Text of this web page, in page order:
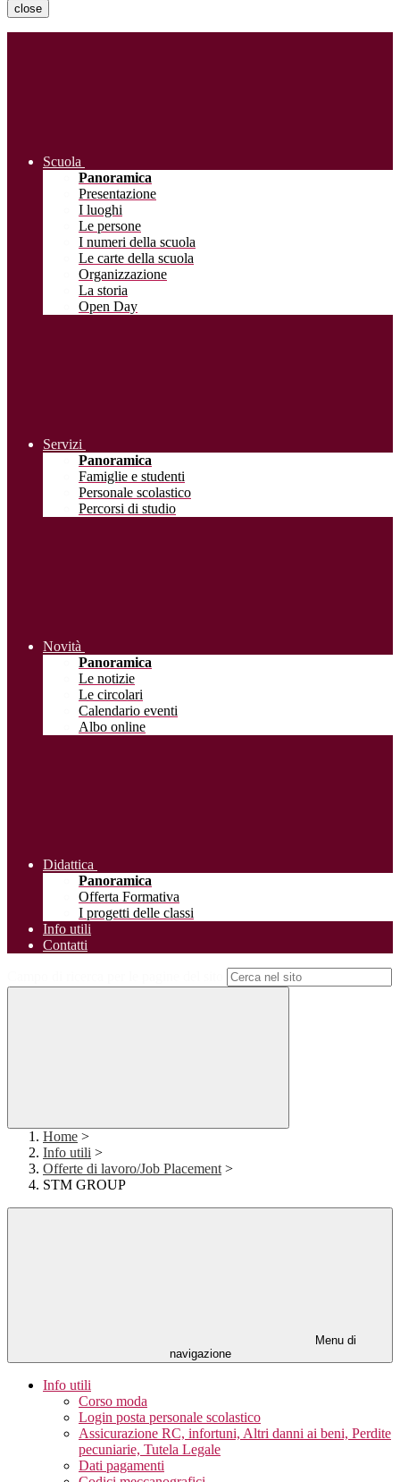
close
Scuola
Panoramica
Presentazione
I luoghi
Le persone
I numeri della scuola
Le carte della scuola
Organizzazione
La storia
Open Day
Servizi
Panoramica
Famiglie e studenti
Personale scolastico
Percorsi di studio
Novità
Panoramica
Le notizie
Le circolari
Calendario eventi
Albo online
Didattica
Panoramica
Offerta Formativa
I progetti delle classi
Info utili
Contatti
Home >
Info utili >
Offerte di lavoro/Job Placement >
STM GROUP
Menu di
navigazione
Info utili
Corso moda
Login posta personale scolastico
Assicurazione RC, infortuni, Altri danni ai beni, Perdite
pecuniarie, Tutela Legale
Dati pagamenti